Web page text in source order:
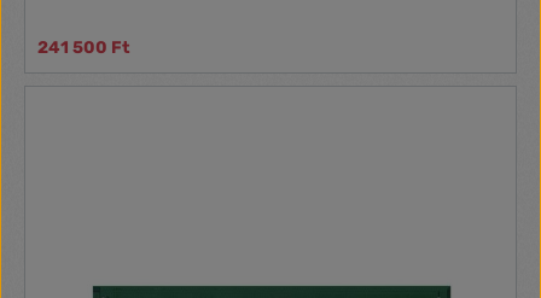
241 500 Ft